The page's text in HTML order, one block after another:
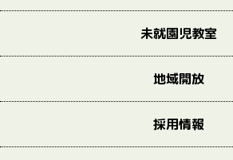
未就園児教室
地域開放
採用情報